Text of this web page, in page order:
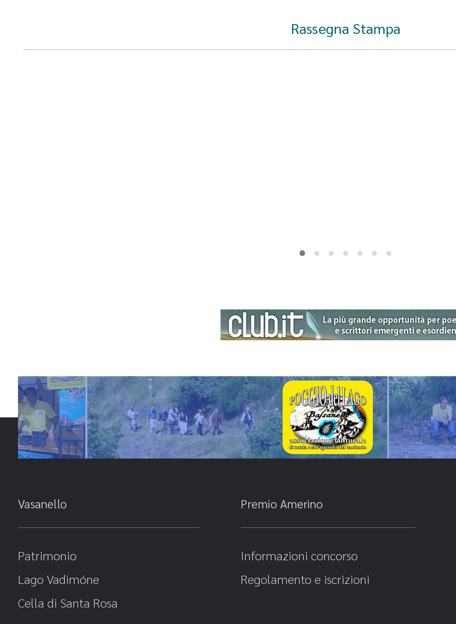
Rassegna Stampa
Vasanello
Patrimonio
Lago Vadimóne
Cella di Santa Rosa
Premio Amerino
Informazioni concorso
Regolamento e iscrizioni